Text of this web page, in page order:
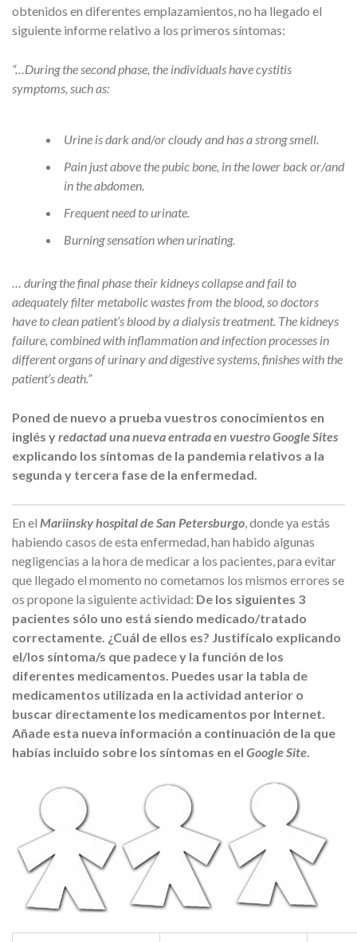
obtenidos en diferentes emplazamientos, no ha llegado el
siguiente informe relativo a los primeros síntomas:
“…During the second phase, the individuals have cystitis
symptoms, such as:
Urine is dark and/or cloudy and has a strong smell.
Pain just above the pubic bone, in the lower back or/and
in the abdomen.
Frequent need to urinate.
Burning sensation when urinating.
… during the final phase their kidneys collapse and fail to
adequately filter metabolic wastes from the blood, so doctors
have to clean patient’s blood by a dialysis treatment. The kidneys
failure, combined with inflammation and infection processes in
different organs of urinary and digestive systems, finishes with the
patient’s death.”
Poned de nuevo a prueba vuestros conocimientos en
inglés yredactad una nueva entrada en vuestro Google Sites
explicando los síntomas de la pandemia relativos a la
segunda y tercera fase de la enfermedad.
En el Mariinsky hospital de San Petersburgo , donde ya estás
habiendo casos de esta enfermedad, han habido algunas
negligencias a la hora de medicar a los pacientes, para evitar
que llegado el momento no cometamos los mismos errores se
os propone la siguiente actividad: De los siguientes 3
pacientes sólo uno está siendo medicado/tratado
correctamente. ¿Cuál de ellos es? Justifícalo explicando
el/los síntoma/s que padece y la función de los
diferentes medicamentos. Puedes usar la tabla de
medicamentos utilizada en la actividad anterior o
buscar directamente los medicamentos por Internet.
Añade esta nueva información a continuación de la que
habías incluido sobre los síntomas en el Google Site